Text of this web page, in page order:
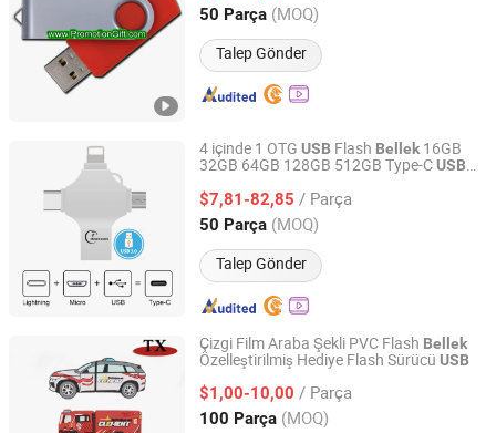
50 Parça (MOQ)
Talep Gönder
Guangdong, China Fiyat 2008
4 içinde 1 OTG USB Flash Bellek16GB
32GB 64GB 128GB 512GB Type-CUSB
$7,81-82,85 / Parça
50 Parça (MOQ)
Talep Gönder
SHENZHEN BELXIN TECHNOLOGY CO., LTD
Guangdong, China Fiyat 2019
Çizgi Film Araba Şekli PVC Flash Bellek
Özelleştirilmiş Hediye Flash Sürücü USB
$1,00-10,00 / Parça
100 Parça (MOQ)
Zhongshan Tianxin Craft Gift Products Co., Ltd.
Guangdong, China Fiyat 2010